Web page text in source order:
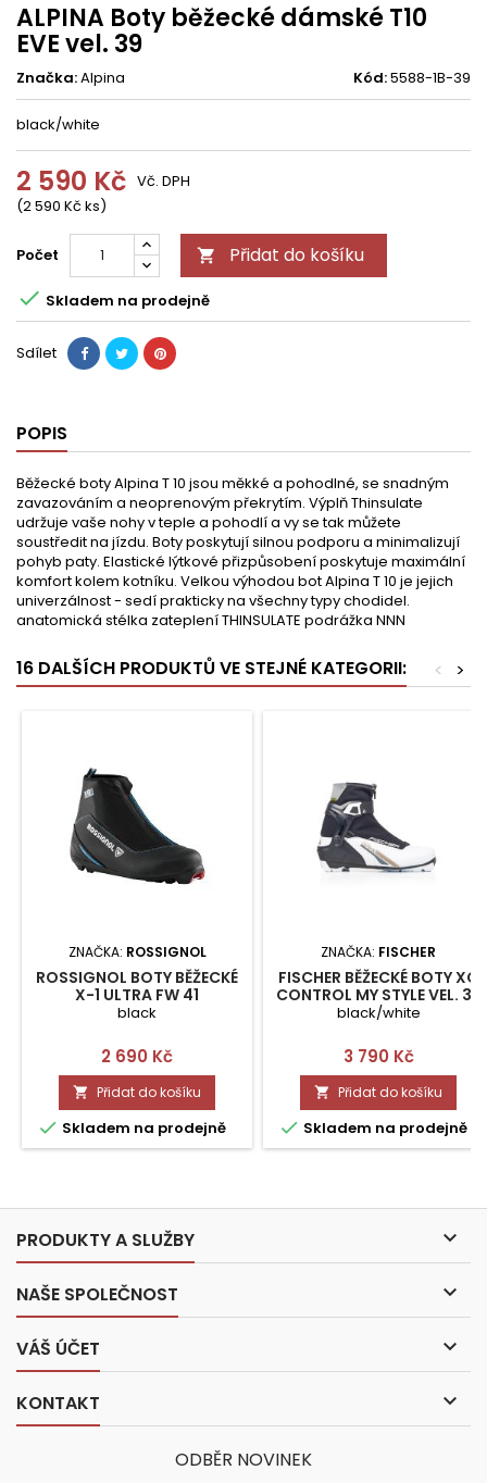
ALPINA Boty běžecké dámské T10
EVE vel. 39
Značka:Alpina Kód:5588-1B-39
black/white
2 590 Kč
(2 590 Kč ks)
Vč. DPH
Počet  Přidat do košíku
 Skladem na prodejně
Sdílet
POPIS
Běžecké boty Alpina T 10 jsou měkké a pohodlné, se snadným
zavazováním a neoprenovým překrytím. Výplň Thinsulate
udržuje vaše nohy v teple a pohodlí a vy se tak můžete
soustředit na jízdu. Boty poskytují silnou podporu a minimalizují
pohyb paty. Elastické lýtkové přizpůsobení poskytuje maximální
komfort kolem kotníku. Velkou výhodou bot Alpina T 10 je jejich
univerzálnost - sedí prakticky na všechny typy chodidel.
anatomická stélka zateplení THINSULATE podrážka NNN
16 DALŠÍCH PRODUKTŮ VE STEJNÉ KATEGORII: >
<
ZNAČKA: ROSSIGNOL
ROSSIGNOL BOTY BĚŽECKÉ
X-1 ULTRA FW 41
black
Cena
2 690 Kč
 Přidat do košíku
 Skladem na prodejně
ZNAČKA: FISCHER
FISCHER BĚŽECKÉ BOTY XC
CONTROL MY STYLE VEL. 39
black/white
Cena
3 790 Kč
 Přidat do košíku
 Skladem na prodejně
PRODUKTY A SLUŽBY 
NAŠE SPOLEČNOST 
VÁŠ ÚČET 
KONTAKT 
ODBĚR NOVINEK